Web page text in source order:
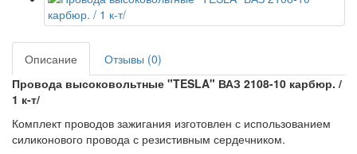
Описание
Отзывы (0)
Провода высоковольтные "TESLA" ВАЗ 2108-10 карбюр. /
1 к-т/
Комплект проводов зажигания изготовлен с использованием
силиконового провода с резистивным сердечником.